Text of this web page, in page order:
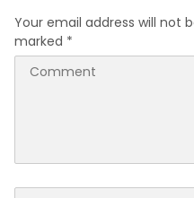
Your email address will not
marked *